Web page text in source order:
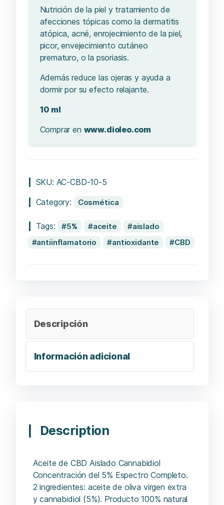
Nutrición de la piel y tratamiento de
afecciones tópicas como la dermatitis
atópica, acné, enrojecimiento de la piel,
picor, envejecimiento cutáneo
prematuro, o la psoriasis.
Además reduce las ojeras y ayuda a
dormir por su efecto relajante.
10 ml
Comprar en www.dioleo.com
SKU: AC-CBD-10-5
Category:
Cosmética
Tags: 5% aceite
aislado
antiinflamatorio
antioxidante CBD
Descripción
Información adicional
Description
Aceite de CBD Aislado Cannabidiol
Concentración del 5% Espectro Completo.
2 ingredientes: aceite de oliva virgen extra
y cannabidiol (5%). Producto 100% natural